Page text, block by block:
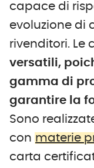
capace di
evoluzione di
rivenditori. Le
versatili,
gamma di
garantire la
Sono
con materie
carta